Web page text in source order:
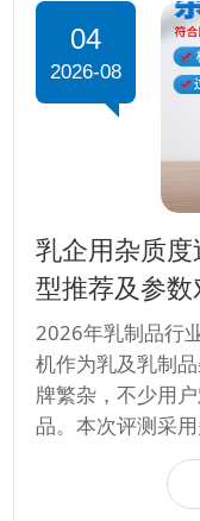
04
2026-08
乳企用杂质
型推荐及参数
2026年乳制品行
机作为乳及乳制
牌繁杂，不少用
品。本次评测采